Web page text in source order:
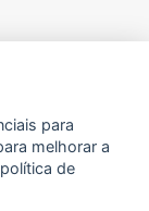
para
melhorar a
de